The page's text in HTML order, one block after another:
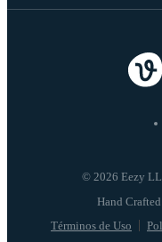
© 2026 Eezy
Términos de Uso